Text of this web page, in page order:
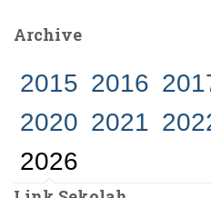
Archive
2015 2016
2020 2021
2026